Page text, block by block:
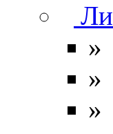
»
»
»